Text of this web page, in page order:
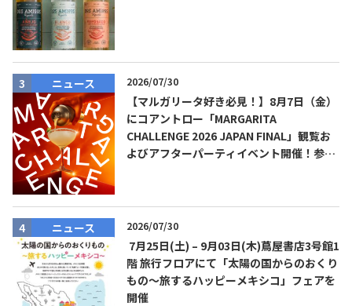
ニュース 2026/07/30
【マルガリータ好き必見！】8月7日（金）
にコアントロー「MARGARITA
CHALLENGE 2026 JAPAN FINAL」観覧お
よびアフターパーティイベント開催！参加
ニュース 2026/07/30
7月25日(土) – 9月03日(木)蔦屋書店3号館1
階 旅行フロアにて「太陽の国からのおくり
もの～旅するハッピーメキシコ」フェアを
開催